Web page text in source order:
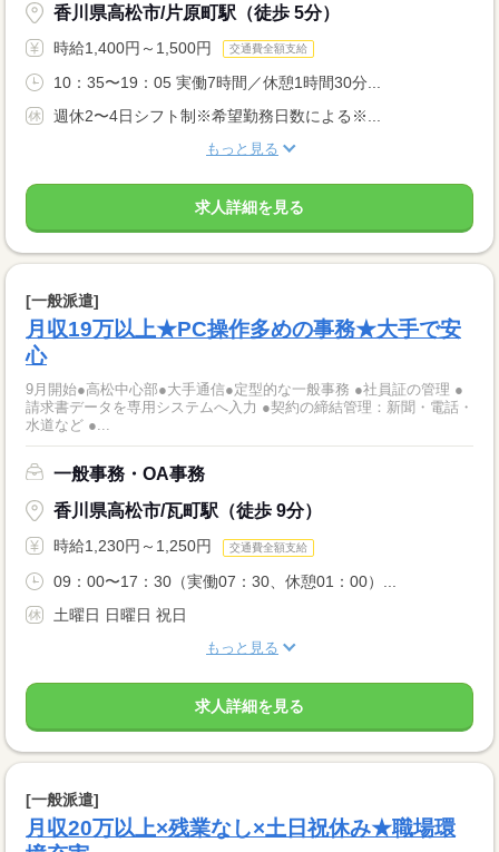
香川県高松市/片原町駅（徒歩 5分）
時給1,400円～1,500円 交通費全額支給
10：35〜19：05 実働7時間／休憩1時間30分...
週休2〜4日シフト制※希望勤務日数による※...
もっと見る
求人詳細を見る
[一般派遣]
月収19万以上★PC操作多めの事務★大手で安
心
9月開始●高松中心部●大手通信●定型的な一般事務 ●社員証の管理 ●
請求書データを専用システムへ入力 ●契約の締結管理：新聞・電話・
水道など ●...
一般事務・OA事務
香川県高松市/瓦町駅（徒歩 9分）
時給1,230円～1,250円 交通費全額支給
09：00〜17：30（実働07：30、休憩01：00）...
土曜日 日曜日 祝日
もっと見る
求人詳細を見る
[一般派遣]
月収20万以上×残業なし×土日祝休み★職場環